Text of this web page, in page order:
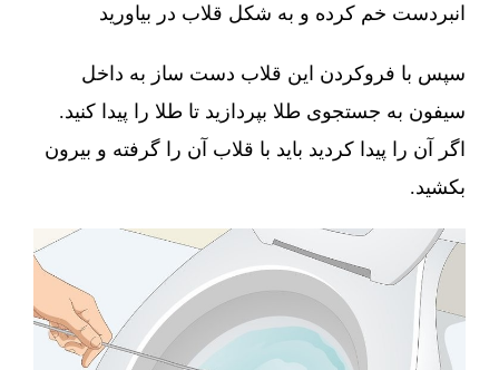
انبردست خم کرده و به شکل قلاب در بیاورید
سپس با فروکردن این قلاب دست ساز به داخل
سیفون به جستجوی طلا بپردازید تا طلا را پیدا کنید.
اگر آن را پیدا کردید باید با قلاب آن را گرفته و بیرون
بکشید.